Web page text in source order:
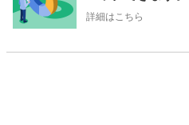
詳細はこちら